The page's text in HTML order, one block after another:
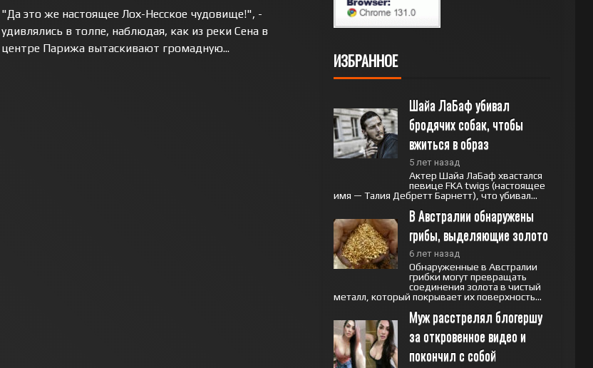
"Да это же настоящее Лох-Несское чудовище!", -
удивлялись в толпе, наблюдая, как из реки Сена в
центре Парижа вытаскивают громадную...
ИЗБРАННОЕ
Шайа ЛаБаф убивал
бродячих собак, чтобы
вжиться в образ
5 лет назад
Актер Шайа ЛаБаф хвастался
певице FKA twigs (настоящее
имя — Талия Дебретт Барнетт), что убивал...
В Австралии обнаружены
грибы, выделяющие золото
6 лет назад
Обнаруженные в Австралии
грибки могут превращать
соединения золота в чистый
металл, который покрывает их поверхность...
Муж расстрелял блогершу
за откровенное видео и
покончил с собой